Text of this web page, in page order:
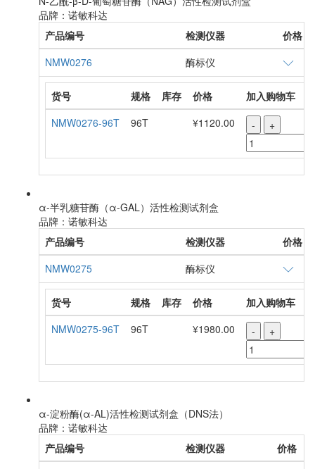
品牌：诺敏科达
产品编号
检测仪器
价格
NMW0276
酶标仪
货号 规格 库存 价格
加入购物车
NMW0276-96T
96T ¥1120.00 - +
α-半乳糖苷酶（α-GAL）活性检测试剂盒
品牌：诺敏科达
产品编号
检测仪器
价格
NMW0275
酶标仪
货号 规格 库存 价格
加入购物车
NMW0275-96T
96T ¥1980.00 - +
α-淀粉酶(α-AL)活性检测试剂盒（DNS法）
品牌：诺敏科达
产品编号
检测仪器
价格